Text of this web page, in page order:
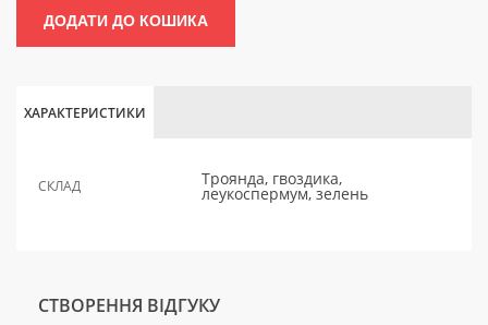
ДОДАТИ ДО КОШИКА
ХАРАКТЕРИСТИКИ
СКЛАД Троянда, гвоздика,
леукоспермум, зелень
СТВОРЕННЯ ВІДГУКУ